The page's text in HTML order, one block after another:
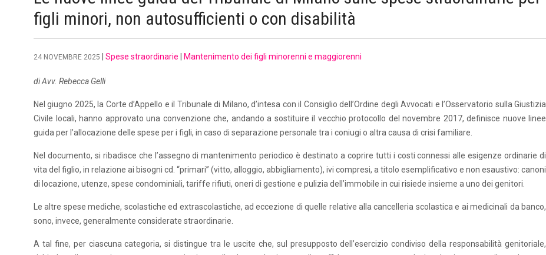
figli minori, non autosufficienti o con disabilità
24 NOVEMBRE 2025 Spese straordinarie Mantenimento dei figli minorenni e maggiorenni
di Avv. Rebecca Gelli
Nel giugno 2025, la Corte d’Appello e il Tribunale di Milano, d’intesa con il Consiglio dell’Ordine degli Avvocati e l’Osservatorio sulla Giustizia
Civile locali, hanno approvato una convenzione che, andando a sostituire il vecchio protocollo del novembre 2017, definisce nuove linee
guida per l’allocazione delle spese per i figli, in caso di separazione personale tra i coniugi o altra causa di crisi familiare.
Nel documento, si ribadisce che l’assegno di mantenimento periodico è destinato a coprire tutti i costi connessi alle esigenze ordinarie di
vita del figlio, in relazione ai bisogni cd. “primari” (vitto, alloggio, abbigliamento), ivi compresi, a titolo esemplificativo e non esaustivo: canoni
di locazione, utenze, spese condominiali, tariffe rifiuti, oneri di gestione e pulizia dell’immobile in cui risiede insieme a uno dei genitori.
Le altre spese mediche, scolastiche ed extrascolastiche, ad eccezione di quelle relative alla cancelleria scolastica e ai medicinali da banco,
sono, invece, generalmente considerate straordinarie.
A tal fine, per ciascuna categoria, si distingue tra le uscite che, sul presupposto dell’esercizio condiviso della responsabilità genitoriale,